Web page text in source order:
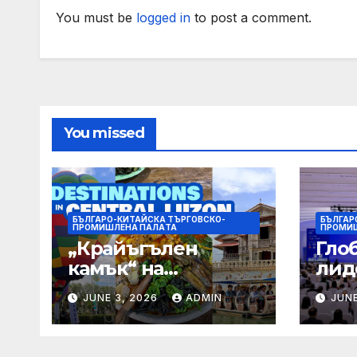
You must be logged in to post a comment.
You missed
БЪЛГАРО-КИТАЙСКА ТЪРГОВСКО-
ПРОМИШЛЕНА ПАЛAТА
„Крайъгълен
камък“ на
политиката за
яхтен туризъм на
GBA
JUNE 3, 2026 ADMIN